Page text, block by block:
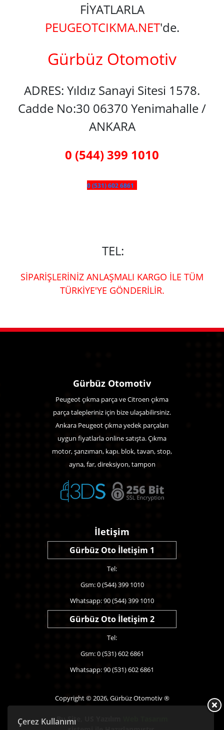
FİYATLARLA
PEUGEOTCIKMA.NET'de.
Gürbüz Otomotiv
ADRES: Yıldız Sanayi Sitesi 1578.
Cadde No:30 06370 Yenimahalle /
ANKARA
0 (544) 399 1010
0 (531) 602 6861
TEL:
SİPARİŞLERİNİZ ANLAŞMALI KARGO İLE TÜM
TÜRKİYE'YE GÖNDERİLİR.
Çerez Kullanımı
Gürbüz Otomotiv
Peugeot çıkma parça ve Citroen çıkma
parça talepleriniz için bize ulaşabilirsiniz.
Ankara Peugeot çıkma yedek parçaları
uygun fiyatlarla online satışta. Çıkma
motor, şanzıman, kapı. blok, tavan, stop,
ayna, far, direksiyon, tampon
İletişim
Gürbüz Oto İletişim 1
Tel:
Gsm: 0 (544) 399 1010
Whatsapp: 90 (544) 399 1010
Gürbüz Oto İletişim 2
Tel:
Gsm: 0 (531) 602 6861
Whatsapp: 90 (531) 602 6861
Copyright © 2026, Gürbüz Otomotiv ®
Bu Site,